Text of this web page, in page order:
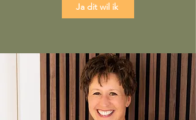
Ja dit wil ik